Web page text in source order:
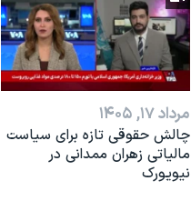
مرداد ۱۷, ۱۴۰۵
چالش حقوقی تازه برای سیاست
مالیاتی زهران ممدانی در
نیویورک